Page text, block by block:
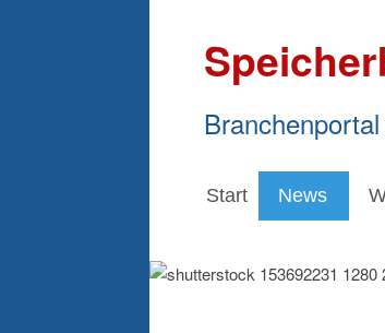
Start News